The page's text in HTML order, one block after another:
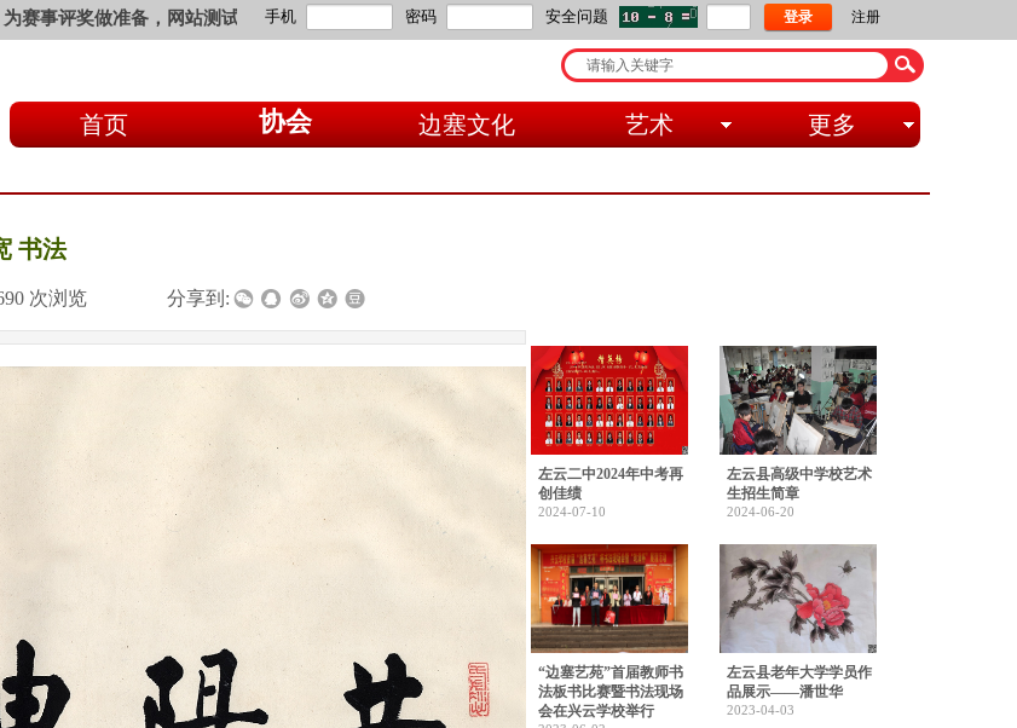
手机 密码 安全问题 登录 注册
赛事评奖做准备，网站测试开启文章评论功能，请大家阳光交流，不吝赐教！评论需要登录账号，没有账号点击注册。
首页 协会 边塞文化 艺术 更多
书法
次浏览 分享到:
左云二中2024年中考再
创佳绩
2024-07-10
左云县高级中学校艺术
生招生简章
2024-06-20
“边塞艺苑”首届教师书
法板书比赛暨书法现场
会在兴云学校举行
左云县老年大学学员作
品展示——潘世华
2023-04-03